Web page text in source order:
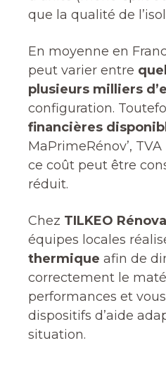
que la qualité de
En moyenne en
peut varier entre
plusieurs milliers
configuration.
financières
MaPrimeRénov’,
ce coût peut être
réduit.
Chez TILKEO
équipes locales
thermique afin de
correctement le
performances et
dispositifs d’aide
situation.